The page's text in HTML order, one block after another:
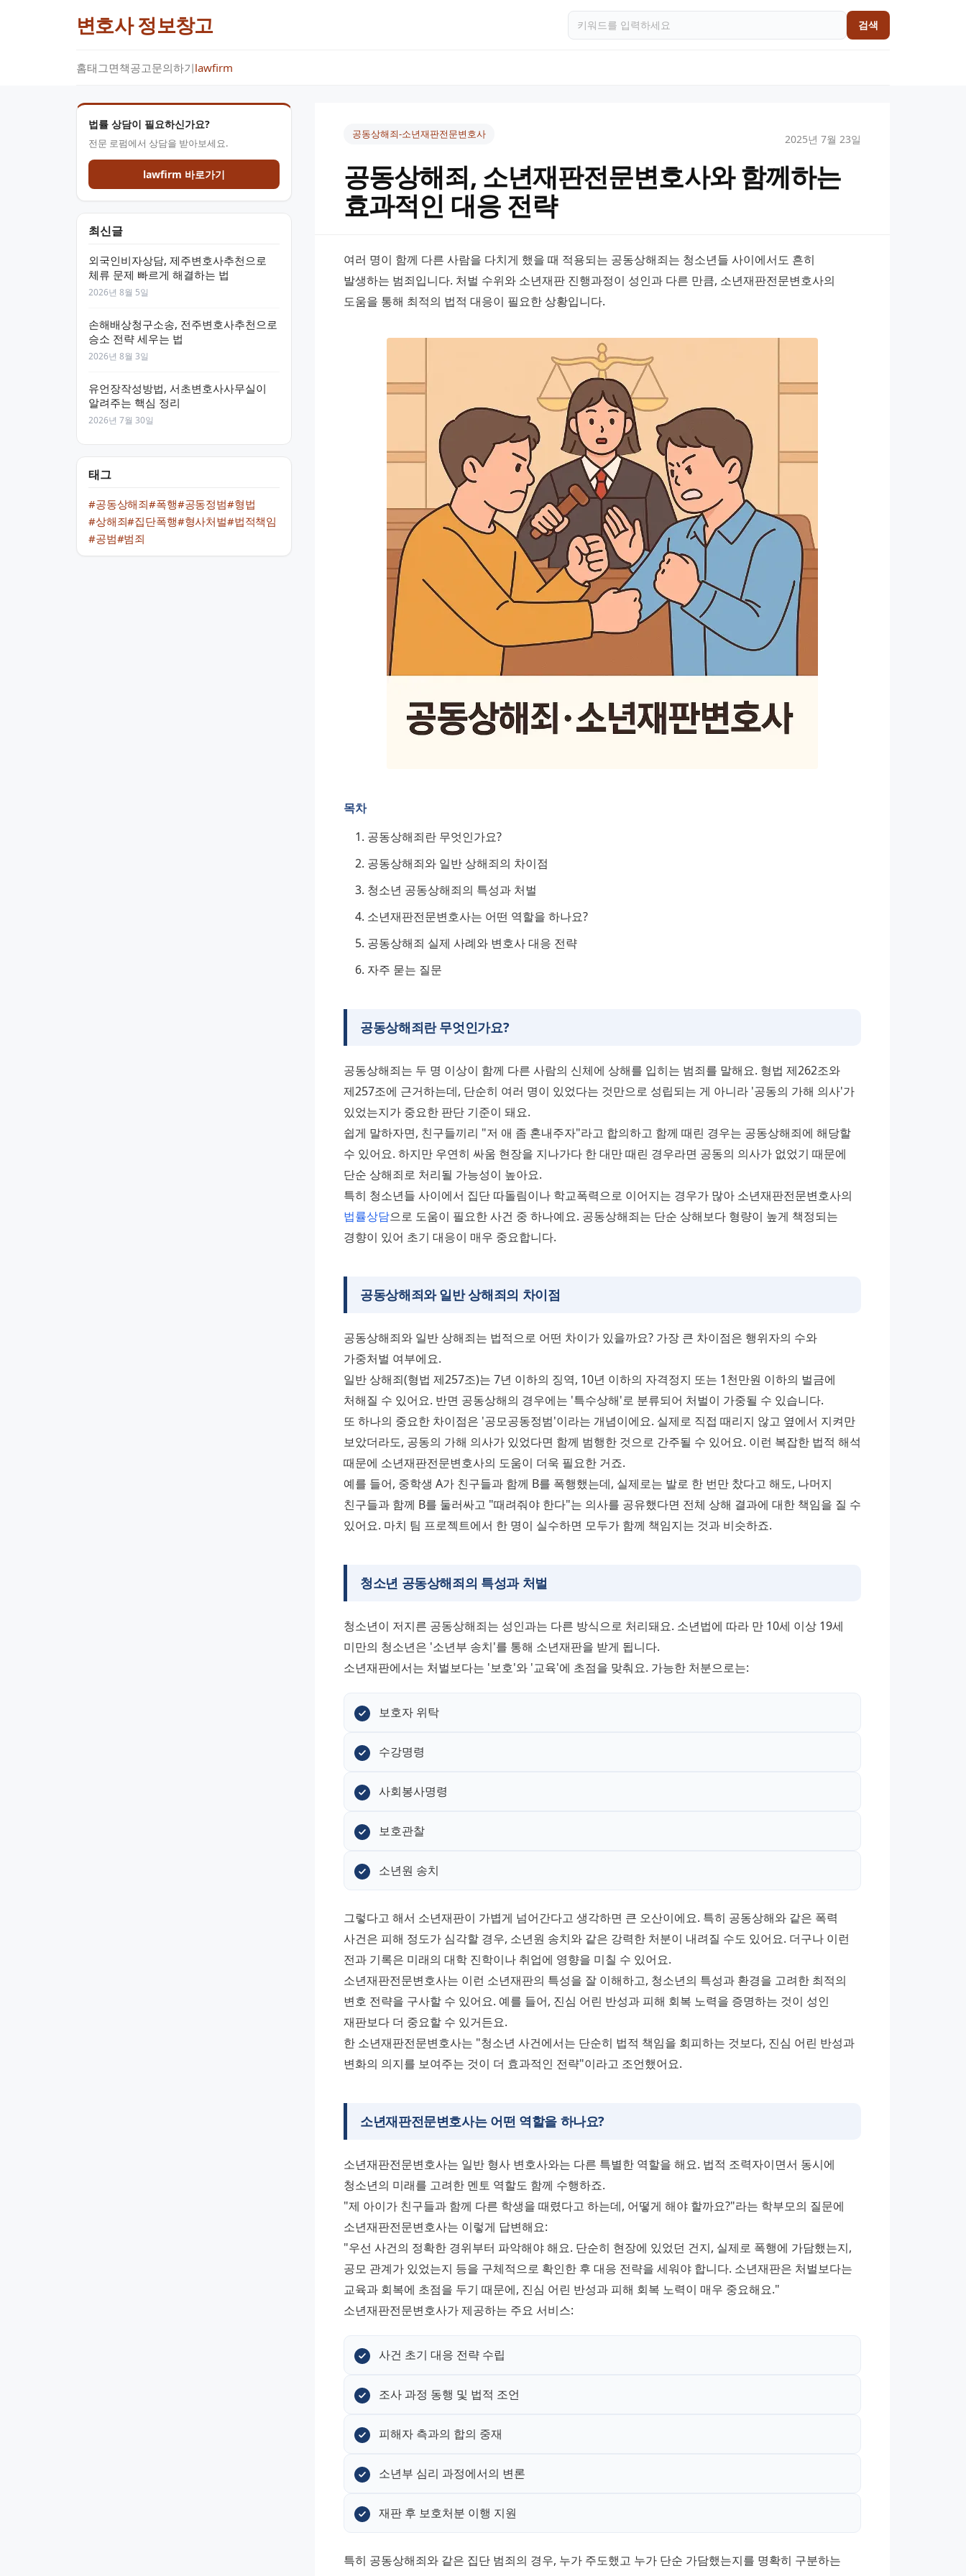
변호사 정보창고 검색
홈태그면책공고문의하기lawfirm
법률 상담이 필요하신가요?
전문 로펌에서 상담을 받아보세요.
lawfirm 바로가기
최신글
외국인비자상담, 제주변호사추천으로
체류 문제 빠르게 해결하는 법
2026년 8월 5일
손해배상청구소송, 전주변호사추천으로
승소 전략 세우는 법
2026년 8월 3일
유언장작성방법, 서초변호사사무실이
알려주는 핵심 정리
2026년 7월 30일
태그
#공동상해죄#폭행#공동정범#형법
#상해죄#집단폭행#형사처벌#법적책임
#공범#범죄
공동상해죄-소년재판전문변호사 2025년 7월 23일
공동상해죄, 소년재판전문변호사와 함께하는
효과적인 대응 전략
여러 명이 함께 다른 사람을 다치게 했을 때 적용되는 공동상해죄는 청소년들 사이에서도 흔히
발생하는 범죄입니다. 처벌 수위와 소년재판 진행과정이 성인과 다른 만큼, 소년재판전문변호사의
도움을 통해 최적의 법적 대응이 필요한 상황입니다.
목차
공동상해죄란 무엇인가요?
공동상해죄와 일반 상해죄의 차이점
청소년 공동상해죄의 특성과 처벌
소년재판전문변호사는 어떤 역할을 하나요?
공동상해죄 실제 사례와 변호사 대응 전략
자주 묻는 질문
공동상해죄란 무엇인가요?
공동상해죄는 두 명 이상이 함께 다른 사람의 신체에 상해를 입히는 범죄를 말해요. 형법 제262조와
제257조에 근거하는데, 단순히 여러 명이 있었다는 것만으로 성립되는 게 아니라 '공동의 가해 의사'가
있었는지가 중요한 판단 기준이 돼요.
쉽게 말하자면, 친구들끼리 "저 애 좀 혼내주자"라고 합의하고 함께 때린 경우는 공동상해죄에 해당할
수 있어요. 하지만 우연히 싸움 현장을 지나가다 한 대만 때린 경우라면 공동의 의사가 없었기 때문에
단순 상해죄로 처리될 가능성이 높아요.
법률상담으로 도움이 필요한 사건 중 하나예요. 공동상해죄는 단순 상해보다 형량이 높게 책정되는
경향이 있어 초기 대응이 매우 중요합니다.
공동상해죄와 일반 상해죄의 차이점
공동상해죄와 일반 상해죄는 법적으로 어떤 차이가 있을까요? 가장 큰 차이점은 행위자의 수와
가중처벌 여부에요.
일반 상해죄(형법 제257조)는 7년 이하의 징역, 10년 이하의 자격정지 또는 1천만원 이하의 벌금에
처해질 수 있어요. 반면 공동상해의 경우에는 '특수상해'로 분류되어 처벌이 가중될 수 있습니다.
또 하나의 중요한 차이점은 '공모공동정범'이라는 개념이에요. 실제로 직접 때리지 않고 옆에서 지켜만
보았더라도, 공동의 가해 의사가 있었다면 함께 범행한 것으로 간주될 수 있어요. 이런 복잡한 법적 해석
때문에 소년재판전문변호사의 도움이 더욱 필요한 거죠.
예를 들어, 중학생 A가 친구들과 함께 B를 폭행했는데, 실제로는 발로 한 번만 찼다고 해도, 나머지
친구들과 함께 B를 둘러싸고 "때려줘야 한다"는 의사를 공유했다면 전체 상해 결과에 대한 책임을 질 수
있어요. 마치 팀 프로젝트에서 한 명이 실수하면 모두가 함께 책임지는 것과 비슷하죠.
청소년 공동상해죄의 특성과 처벌
청소년이 저지른 공동상해죄는 성인과는 다른 방식으로 처리돼요. 소년법에 따라 만 10세 이상 19세
미만의 청소년은 '소년부 송치'를 통해 소년재판을 받게 됩니다.
소년재판에서는 처벌보다는 '보호'와 '교육'에 초점을 맞춰요. 가능한 처분으로는:
보호자 위탁
수강명령
사회봉사명령
보호관찰
소년원 송치
그렇다고 해서 소년재판이 가볍게 넘어간다고 생각하면 큰 오산이에요. 특히 공동상해와 같은 폭력
사건은 피해 정도가 심각할 경우, 소년원 송치와 같은 강력한 처분이 내려질 수도 있어요. 더구나 이런
전과 기록은 미래의 대학 진학이나 취업에 영향을 미칠 수 있어요.
소년재판전문변호사는 이런 소년재판의 특성을 잘 이해하고, 청소년의 특성과 환경을 고려한 최적의
변호 전략을 구사할 수 있어요. 예를 들어, 진심 어린 반성과 피해 회복 노력을 증명하는 것이 성인
재판보다 더 중요할 수 있거든요.
한 소년재판전문변호사는 "청소년 사건에서는 단순히 법적 책임을 회피하는 것보다, 진심 어린 반성과
변화의 의지를 보여주는 것이 더 효과적인 전략"이라고 조언했어요.
소년재판전문변호사는 어떤 역할을 하나요?
소년재판전문변호사는 일반 형사 변호사와는 다른 특별한 역할을 해요. 법적 조력자이면서 동시에
청소년의 미래를 고려한 멘토 역할도 함께 수행하죠.
"제 아이가 친구들과 함께 다른 학생을 때렸다고 하는데, 어떻게 해야 할까요?"라는 학부모의 질문에
소년재판전문변호사는 이렇게 답변해요:
"우선 사건의 정확한 경위부터 파악해야 해요. 단순히 현장에 있었던 건지, 실제로 폭행에 가담했는지,
공모 관계가 있었는지 등을 구체적으로 확인한 후 대응 전략을 세워야 합니다. 소년재판은 처벌보다는
교육과 회복에 초점을 두기 때문에, 진심 어린 반성과 피해 회복 노력이 매우 중요해요."
소년재판전문변호사가 제공하는 주요 서비스:
사건 초기 대응 전략 수립
조사 과정 동행 및 법적 조언
피해자 측과의 합의 중재
소년부 심리 과정에서의 변론
재판 후 보호처분 이행 지원
특히 공동상해죄와 같은 집단 범죄의 경우, 누가 주도했고 누가 단순 가담했는지를 명확히 구분하는